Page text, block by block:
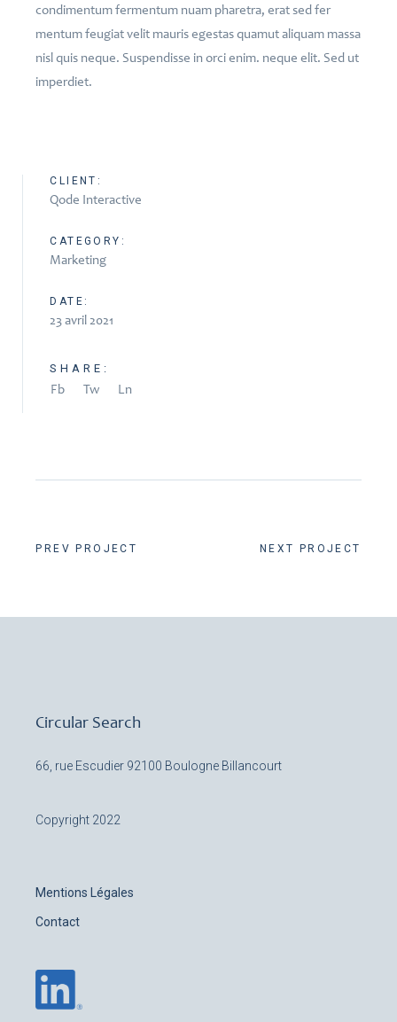
condimentum fermentum nuam pharetra, erat sed fer
mentum feugiat velit mauris egestas quamut aliquam massa
nisl quis neque. Suspendisse in orci enim. neque elit. Sed ut
imperdiet.
CLIENT:
Qode Interactive
CATEGORY:
Marketing
DATE:
23 avril 2021
SHARE:
Fb
Tw Ln
PREV PROJECT NEXT PROJECT
Circular Search
66, rue Escudier 92100 Boulogne Billancourt
Copyright 2022
Mentions Légales
Contact